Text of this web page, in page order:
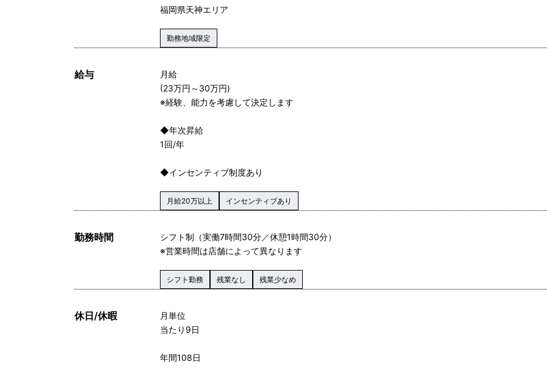
福岡県天神エリア
勤務地域限定
給与
月給
(23万円～30万円)
※経験、能力を考慮して決定します
◆年次昇給
1回/年
◆インセンティブ制度あり
月給20万以上 インセンティブあり
勤務時間
シフト制（実働7時間30分／休憩1時間30分）
※営業時間は店舗によって異なります
シフト勤務 残業なし 残業少なめ
休日/休暇
月単位
当たり9日
年間108日